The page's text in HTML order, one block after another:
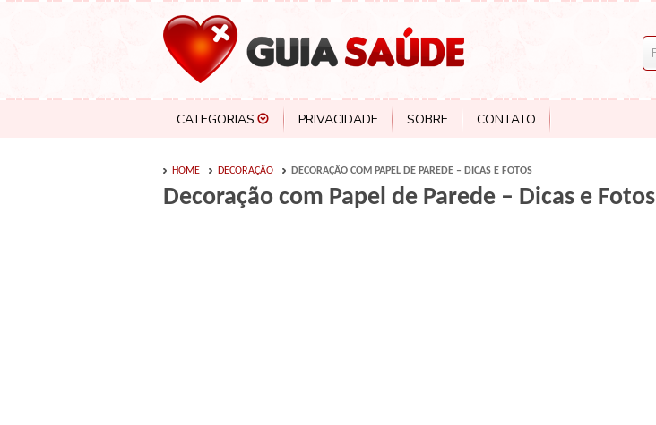
CATEGORIAS PRIVACIDADE SOBRE CONTATO
HOME DECORAÇÃO DECORAÇÃO COM PAPEL DE PAREDE – DICAS E FOTOS
Decoração com Papel de Parede – Dicas e Fotos